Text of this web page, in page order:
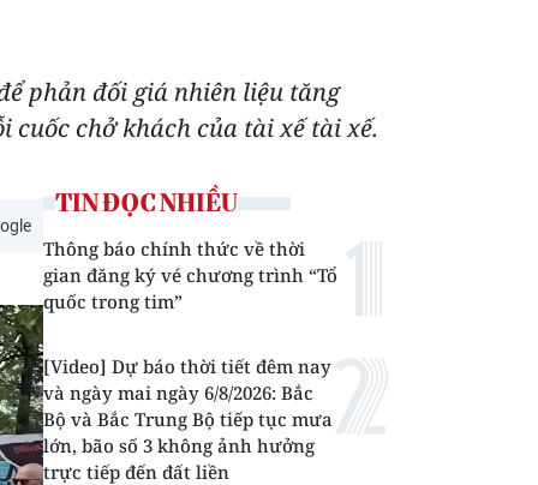
phản đối giá nhiên liệu tăng
cuốc chở khách của tài xế tài xế.
TIN ĐỌC NHIỀU
Thông báo chính thức về thời
gian đăng ký vé chương trình “Tổ
quốc trong tim”
[Video] Dự báo thời tiết đêm nay
và ngày mai ngày 6/8/2026: Bắc
Bộ và Bắc Trung Bộ tiếp tục mưa
lớn, bão số 3 không ảnh hưởng
trực tiếp đến đất liền